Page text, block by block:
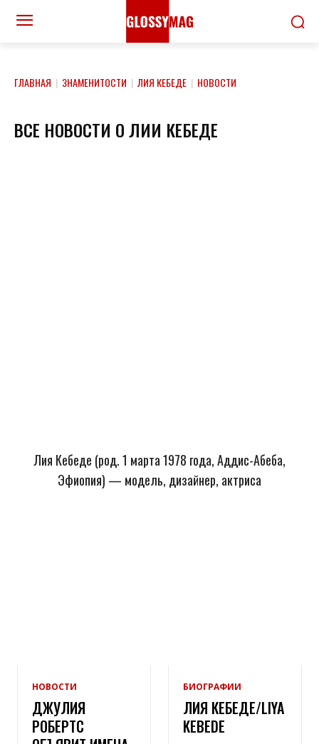
ГЛАВНАЯ | ЗНАМЕНИТОСТИ | ЛИЯ КЕБЕДЕ | НОВОСТИ
ВСЕ НОВОСТИ О ЛИИ КЕБЕДЕ
Лия Кебеде (род. 1 марта 1978 года, Аддис-Абеба,
Эфиопия) — модель, дизайнер, актриса
НОВОСТИ
ДЖУЛИЯ
РОБЕРТС
БИОГРАФИИ
ЛИЯ КЕБЕДЕ/LIYA
KEBEDE